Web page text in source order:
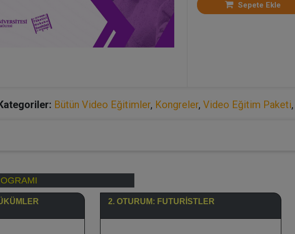
Sepete Ekle
Bütün Video Eğitimler, Kongreler, Video Eğitim Paketi
2. OTURUM: FUTURİSTLER